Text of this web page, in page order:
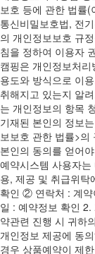
보호 등에 관한 법률
통신비밀보호법, 전
의 개인정보보호 규
침을 정하여 이용자
캠핑은 개인정보처
용도와 방식으로 이
취해지고 있는지 알
는 개인정보의 항목
기재된 본인의 정보
보보호 관한 법률>의
본인의 동의를 얻어
예약시스템 사용자
용, 제공 및 취급위
확인 ② 연락처 : 계
일 : 예약정보 확인
약관련 진행 시 귀하
개인정보 제공에 동
경우 상품예약이 제